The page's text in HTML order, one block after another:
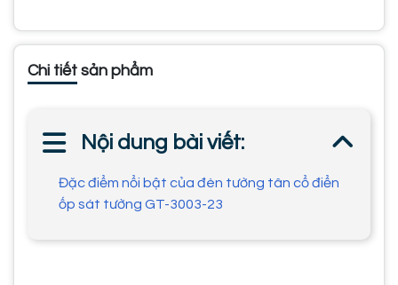
Chi tiết sản phẩm
Nội dung bài viết:
Đặc điểm nổi bật của đèn tường tân cổ điển
ốp sát tường GT-3003-23